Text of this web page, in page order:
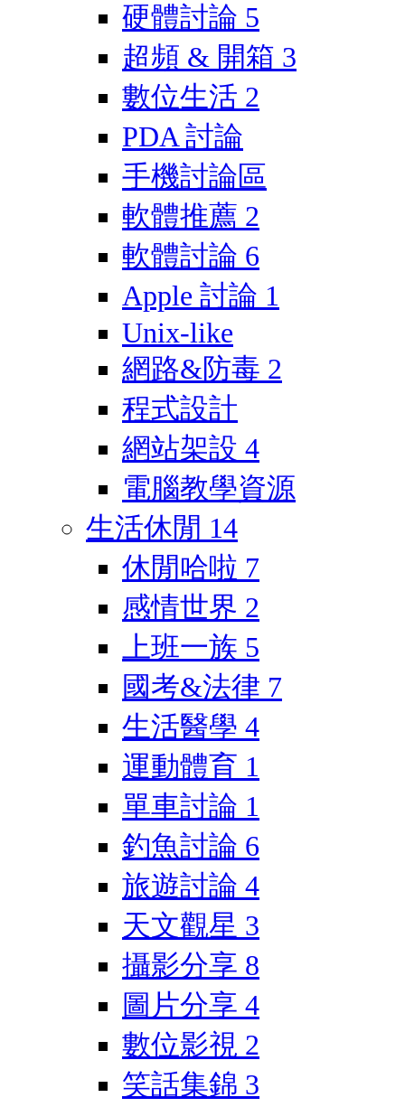
硬體討論 5
超頻 & 開箱 3
數位生活 2
PDA 討論
手機討論區
軟體推薦 2
軟體討論 6
Apple 討論 1
Unix-like
網路&防毒 2
程式設計
網站架設 4
電腦教學資源
生活休閒 14
休閒哈啦 7
感情世界 2
上班一族 5
國考&法律 7
生活醫學 4
運動體育 1
單車討論 1
釣魚討論 6
旅遊討論 4
天文觀星 3
攝影分享 8
圖片分享 4
數位影視 2
笑話集錦 3